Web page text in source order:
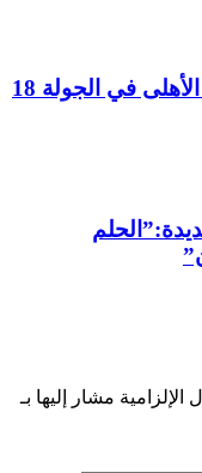
ترقب جماهيرى لمؤجلتي الزمالك و الأهلى في الجولة 18
الإلزامية مشار إليها بـ